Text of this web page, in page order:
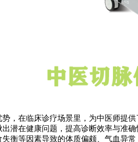
，在临床诊疗场景里，为中医师提
潜在健康问题，提高诊断效率与准
衡等因素导致的体质偏颇、气血异